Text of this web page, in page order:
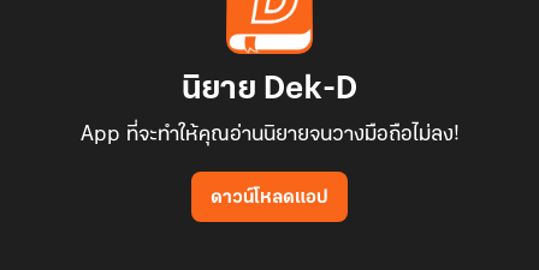
นิยาย Dek-D
App ที่จะทำให้คุณอ่านนิยายจนวางมือถือไม่ลง!
ดาวน์โหลดแอป